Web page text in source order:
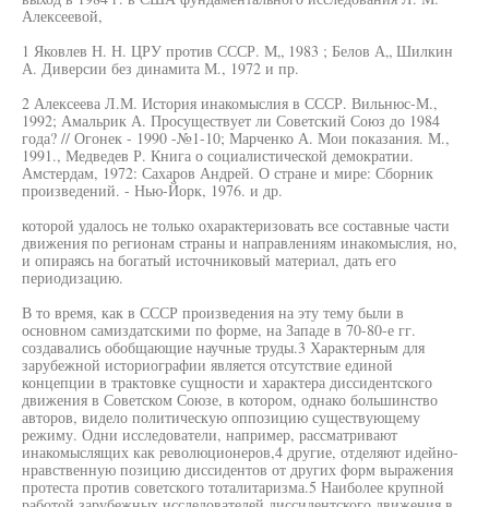
Алексеевой,
1 Яковлев Н. Н. ЦРУ против СССР. М„ 1983 ; Белов А„ Шилкин
А. Диверсии без динамита М., 1972 и пр.
2 Алексеева Л.М. История инакомыслия в СССР. Вильнюс-М.,
1992; Амальрик А. Просуществует ли Советский Союз до 1984
года? // Огонек - 1990 -№1-10; Марченко А. Мои показания. М.,
1991., Медведев Р. Книга о социалистической демократии.
Амстердам, 1972: Сахаров Андрей. О стране и мире: Сборник
произведений. - Нью-Йорк, 1976. и др.
которой удалось не только охарактеризовать все составные части
движения по регионам страны и направлениям инакомыслия, но,
и опираясь на богатый источниковый материал, дать его
периодизацию.
В то время, как в СССР произведения на эту тему были в
основном самиздатскими по форме, на Западе в 70-80-е гг.
создавались обобщающие научные труды.3 Характерным для
зарубежной историографии является отсутствие единой
концепции в трактовке сущности и характера диссидентского
движения в Советском Союзе, в котором, однако большинство
авторов, видело политическую оппозицию существующему
режиму. Одни исследователи, например, рассматривают
инакомыслящих как революционеров,4 другие, отделяют идейно-
нравственную позицию диссидентов от других форм выражения
протеста против советского тоталитаризма.5 Наиболее крупной